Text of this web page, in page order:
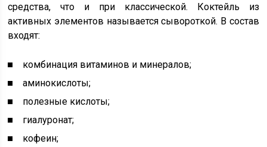
средства, что и при классической. Коктейль из
активных элементов называется сывороткой. В состав
входят:
комбинация витаминов и минералов;
аминокислоты;
полезные кислоты;
гиалуронат;
кофеин;